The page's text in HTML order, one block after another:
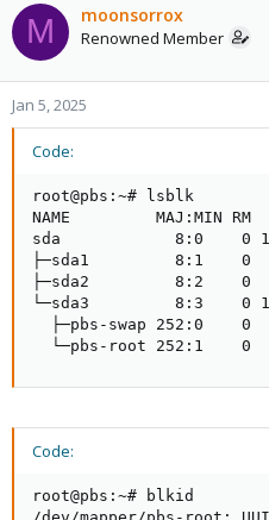
M moonsorrox
Renowned Member
Jan 5, 2025
Code:
root@pbs:~# lsblk
NAME         MAJ:MIN RM
sda            8:0    0
├─sda1         8:1    0
├─sda2         8:2    0
└─sda3         8:3    0
├─pbs-swap 252:0    0
└─pbs-root 252:1    0
Code:
root@pbs:~# blkid
/dev/mapper/pbs-root: